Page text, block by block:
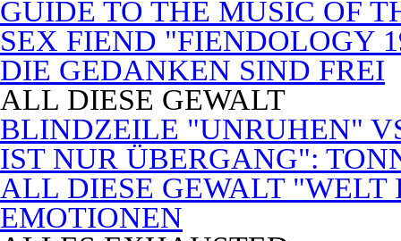
GUIDE TO THE MUSIC OF
SEX FIEND "FIENDOLOGY
DIE GEDANKEN SIND FREI
ALL DIESE GEWALT
BLINDZEILE "UNRUHEN"
IST NUR ÜBERGANG":
ALL DIESE GEWALT
EMOTIONEN